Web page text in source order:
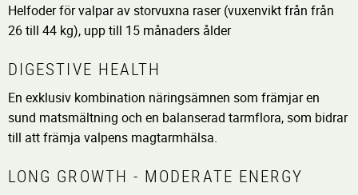
Helfoder för valpar av storvuxna raser (vuxenvikt från från
26 till 44 kg), upp till 15 månaders ålder
DIGESTIVE HEALTH
En exklusiv kombination näringsämnen som främjar en
sund matsmältning och en balanserad tarmflora, som bidrar
till att främja valpens magtarmhälsa.
LONG GROWTH - MODERATE ENERGY